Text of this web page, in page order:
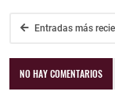
Entradas más
NO HAY COMENTARIOS